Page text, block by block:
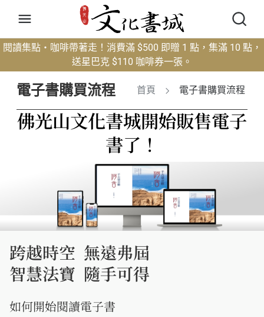
閱讀集點・咖啡帶著走！消費滿 $500 即贈 1 點，集滿 10 點，
送星巴克 $110 咖啡券一張。
電子書購買流程 首頁 電子書購買流程
佛光山文化書城開始販售電子
書了！
跨越時空 無遠弗屆
智慧法寶 隨手可得
如何開始閱讀電子書